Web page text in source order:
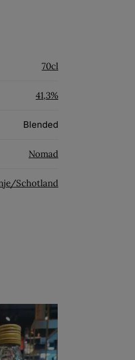
70cl
41,3%
Blended
Nomad
Schotland